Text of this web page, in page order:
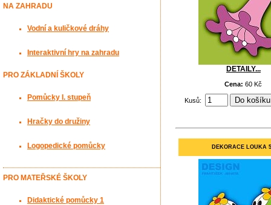
DETAILY...
Cena:60 Kč
Kusů:
DEKORACE LOUKA
NA ZAHRADU
Vodní a kuličkové dráhy
Interaktivní hry na zahradu
PRO ZÁKLADNÍ ŠKOLY
Pomůcky I. stupeň
Hračky do družiny
Logopedické pomůcky
PRO MATEŘSKÉ ŠKOLY
Didaktické pomůcky 1